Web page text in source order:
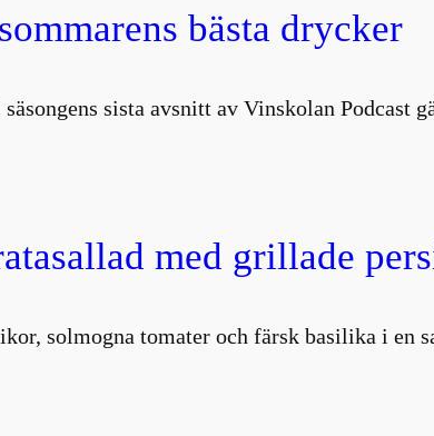
bästa drycker
sista avsnitt av Vinskolan Podcast
med grillade
solmogna tomater och färsk basilika i en